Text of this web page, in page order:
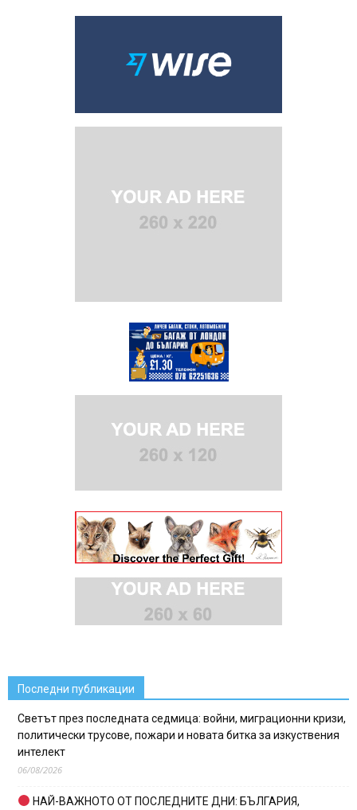
Последни публикации
Светът през последната седмица: войни, миграционни кризи,
политически трусове, пожари и новата битка за изкуствения
интелект
06/08/2026
НАЙ-ВАЖНОТО ОТ ПОСЛЕДНИТЕ ДНИ: БЪЛГАРИЯ,